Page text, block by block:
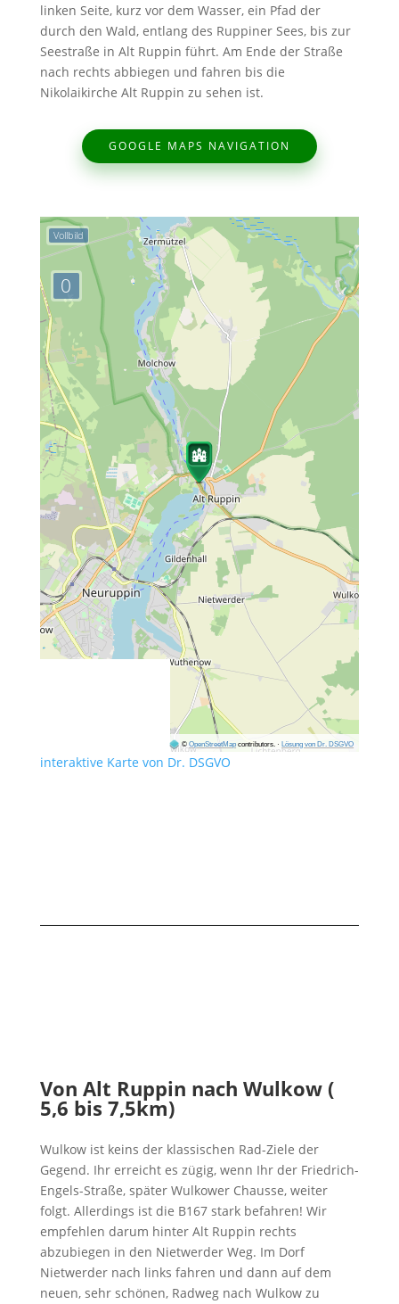
linken Seite, kurz vor dem Wasser, ein Pfad der
durch den Wald, entlang des Ruppiner Sees, bis zur
Seestraße in Alt Ruppin führt. Am Ende der Straße
nach rechts abbiegen und fahren bis die
Nikolaikirche Alt Ruppin zu sehen ist.
GOOGLE MAPS NAVIGATION
©OpenStreetMap contributors. · Lösung von Dr. DSGVO
0
Vollbild
interaktive Karte von Dr. DSGVO
Von Alt Ruppin nach Wulkow (
5,6 bis 7,5km)
Wulkow ist keins der klassischen Rad-Ziele der
Gegend. Ihr erreicht es zügig, wenn Ihr der Friedrich-
Engels-Straße, später Wulkower Chausse, weiter
folgt. Allerdings ist die B167 stark befahren! Wir
empfehlen darum hinter Alt Ruppin rechts
abzubiegen in den Nietwerder Weg. Im Dorf
Nietwerder nach links fahren und dann auf dem
neuen, sehr schönen, Radweg nach Wulkow zu